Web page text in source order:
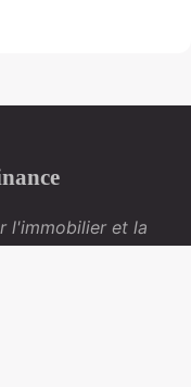
l'immobilier et la